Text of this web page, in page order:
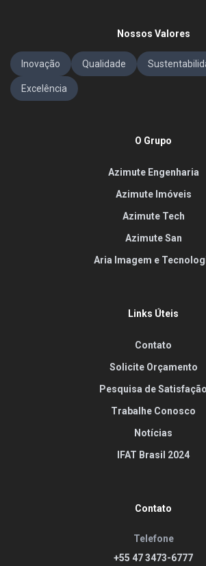
Nossos Valores
Inovação Qualidade
Excelência
O Grupo
Azimute Engenharia
Azimute Imóveis
Azimute Tech
Azimute San
Aria Imagem e
Links Úteis
Contato
Solicite Orçamento
Pesquisa de Satisfação
Trabalhe Conosco
Notícias
IFAT Brasil 2024
Contato
Telefone
+55 47 3473-6777